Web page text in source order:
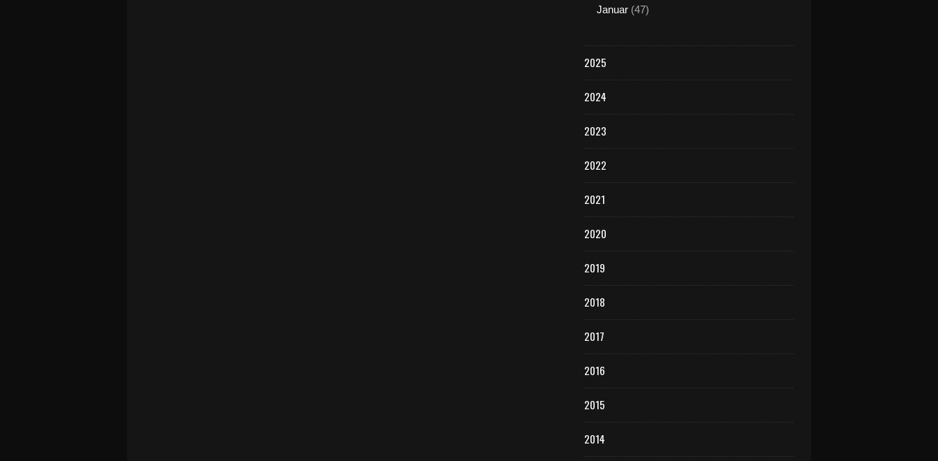
Januar (47)
2025
2024
2023
2022
2021
2020
2019
2018
2017
2016
2015
2014